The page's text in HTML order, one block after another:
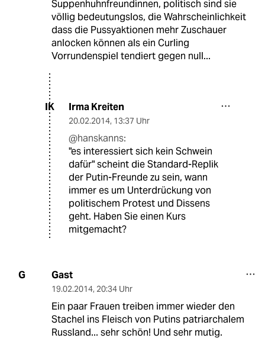
Suppenhuhnfreundinnen, politisch sind sie
völlig bedeutungslos, die Wahrscheinlichkeit
dass die Pussyaktionen mehr Zuschauer
anlocken können als ein Curling
Vorrundenspiel tendiert gegen null...
IK Irma Kreiten
20.02.2014, 13:37 Uhr
@hanskanns:
"es interessiert sich kein Schwein
dafür" scheint die Standard-Replik
der Putin-Freunde zu sein, wann
immer es um Unterdrückung von
politischem Protest und Dissens
geht. Haben Sie einen Kurs
mitgemacht?
G Gast
19.02.2014, 20:34 Uhr
Ein paar Frauen treiben immer wieder den
Stachel ins Fleisch von Putins patriarchalem
Russland... sehr schön! Und sehr mutig.